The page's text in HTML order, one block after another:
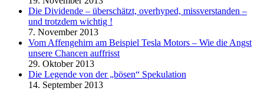
Die Dividende – überschätzt, overhyped, missverstanden –
und trotzdem wichtig !
7. November 2013
Vom Affengehirn am Beispiel Tesla Motors – Wie die Angst
unsere Chancen auffrisst
29. Oktober 2013
Die Legende von der „bösen“ Spekulation
14. September 2013